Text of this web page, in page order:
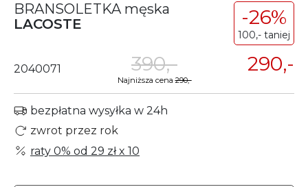
BRANSOLETKA męska
LACOSTE
-26%
100,- taniej
2040071 290,-
390,-
Najniższa cena290,-
bezpłatna wysyłka w 24h
zwrot przez rok
raty 0% od 29 złx 10